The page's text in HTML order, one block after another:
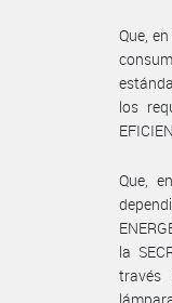
Que,
los
Que,
la
través